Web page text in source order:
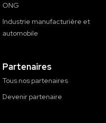
ONG
Industrie manufacturière et
automobile
Partenaires
Tous nos partenaires
Devenir partenaire